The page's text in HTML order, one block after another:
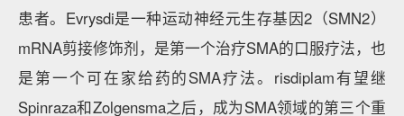
患者。Evrysdi是一种运动神经元生存基因2（SMN2）
mRNA剪接修饰剂，是第一个治疗SMA的口服疗法，也
是第一个可在家给药的SMA疗法。risdiplam有望继
Spinraza和Zolgensma之后，成为SMA领域的第三个重